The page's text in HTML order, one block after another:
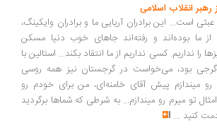
انقلاب اسلامی
است... این برادران آریایی ما و برادران وایکینگ،
از ما بوده‌اند و رفته‌اند جاهای خوب دنیا مسکن
را نداریم. کسی نداریم از ما انتقاد بکند... استالین با
بود، می‌خواست در گرجستان نیز همه روسی
میندازم پیش آقای خامنه‌ای، من برای خودم رو
تو میرم رو میندازم... به شرطی که شماها برگردید
کنید ...